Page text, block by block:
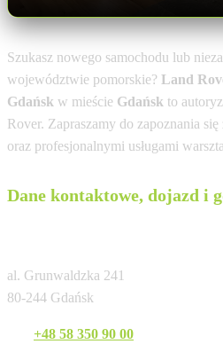
Szukasz nowego samochodu lub
województwie pomorskie? Land
Gdańsk w mieście Gdańsk to
Rover. Zapraszamy do zapoznania
oraz profesjonalnymi usługami
Dane kontaktowe, dojazd i
al. Grunwaldzka 241
80-244 Gdańsk
+48 58 350 90 00